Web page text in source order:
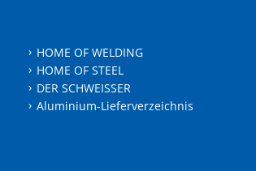
HOME OF WELDING
HOME OF STEEL
DER SCHWEISSER
Aluminium-Lieferverzeichnis